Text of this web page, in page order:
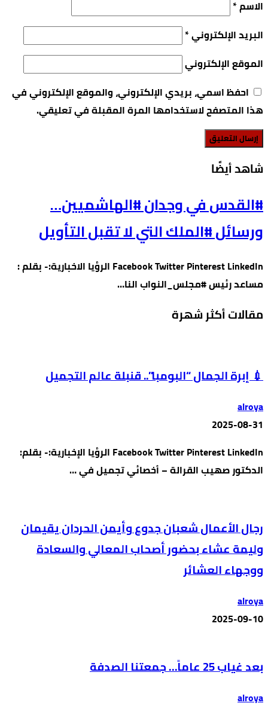
الاسم*
البريد الإلكتروني*
الموقع الإلكتروني
احفظ اسمي، بريدي الإلكتروني، والموقع الإلكتروني في
هذا المتصفح لاستخدامها المرة المقبلة في تعليقي.
‫شاهد أيضًا‬
#القدس في وجدان #الهاشميين…
ورسائل #الملك التي لا تقبل التأويل
Facebook Twitter Pinterest LinkedIn الرؤيا الاخبارية:- بقلم :
مساعد رئيس #مجلس_النواب النا…
مقالات أكثر شهرة
💉 إبرة الجمال “البومبا”.. قنبلة عالم التجميل
alroya
2025-08-31
Facebook Twitter Pinterest LinkedIn الرؤيا الإخبارية:- بقلم:
الدكتور صهيب القرالة – أخصائي تجميل في …
رجال الأعمال شعبان جدوع وأيمن الحردان يقيمان
وليمة عشاء بحضور أصحاب المعالي والسعادة
ووجهاء العشائر
alroya
2025-09-10
بعد غياب 25 عاماً… جمعتنا الصدفة
alroya